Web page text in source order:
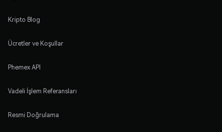
Kripto Blog
Ücretler ve Koşullar
Phemex API
Vadeli İşlem Referansları
Resmi Doğrulama